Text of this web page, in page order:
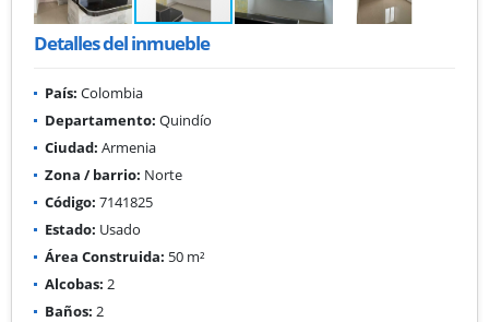
Detalles del inmueble
País: Colombia
Departamento: Quindío
Ciudad: Armenia
Zona / barrio: Norte
Código: 7141825
Estado: Usado
Área Construida: 50 m²
Alcobas: 2
Baños: 2